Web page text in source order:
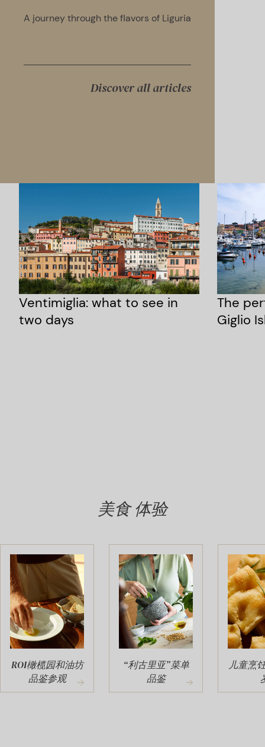
A journey through the flavors of Liguria
Discover all articles
Ventimiglia: what to see in
two days
The
Giglio
美食 体验
ROI橄榄园和油坊
品鉴参观
“利古里亚”菜单
品鉴
儿童烹